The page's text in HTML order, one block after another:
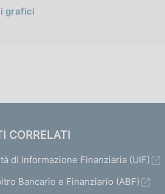
grafici
CORRELATI
di Informazione Finanziaria (UIF)
Bancario e Finanziario (ABF)